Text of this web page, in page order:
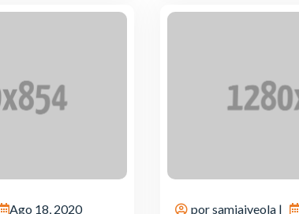
Ago 18, 2020 porsamjaiyeola|